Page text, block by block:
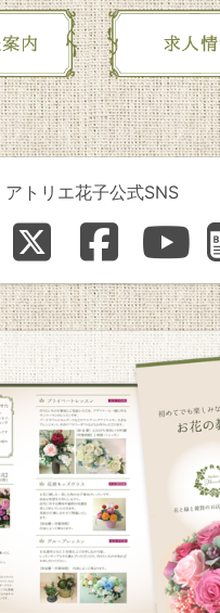
アトリエ花子公式SNS